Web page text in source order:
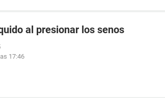
al presionar los senos
17:46